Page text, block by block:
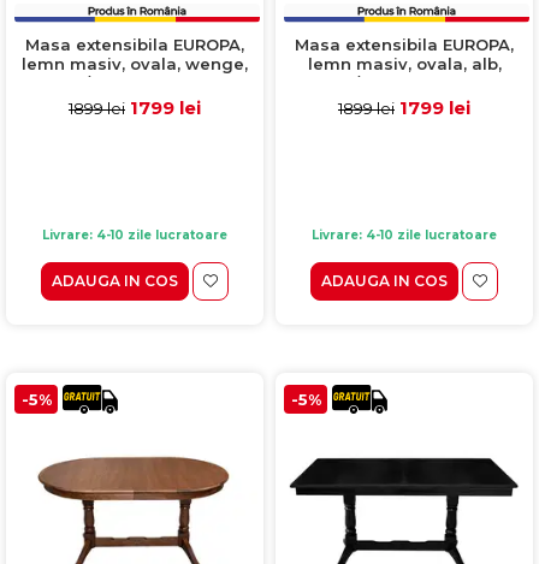
Masa extensibila EUROPA,
lemn masiv, ovala, wenge,
160/240x90x70 cm
1899 lei 1799 lei
Livrare: 4-10 zile lucratoare
ADAUGA IN COS
Masa extensibila EUROPA,
lemn masiv, ovala, alb,
160/240x90x70 cm
1899 lei 1799 lei
Livrare: 4-10 zile lucratoare
ADAUGA IN COS
-5% -5%